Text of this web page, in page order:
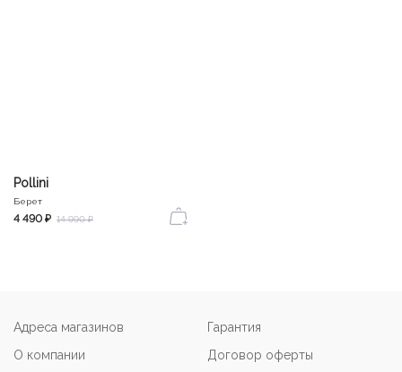
Pollini
Берет
4 490 ₽ 14 990 ₽
Адреса магазинов
О компании
Гарантия
Договор оферты